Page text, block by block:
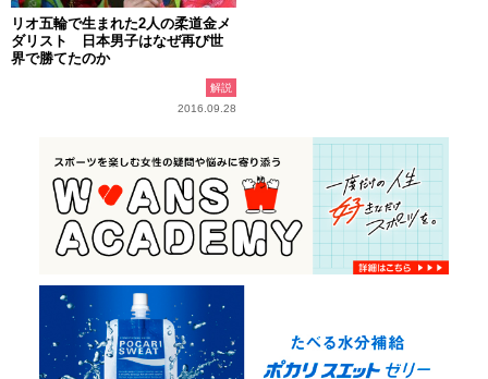
リオ五輪で生まれた2人の柔道金メ
ダリスト 日本男子はなぜ再び世
界で勝てたのか
解説
2016.09.28